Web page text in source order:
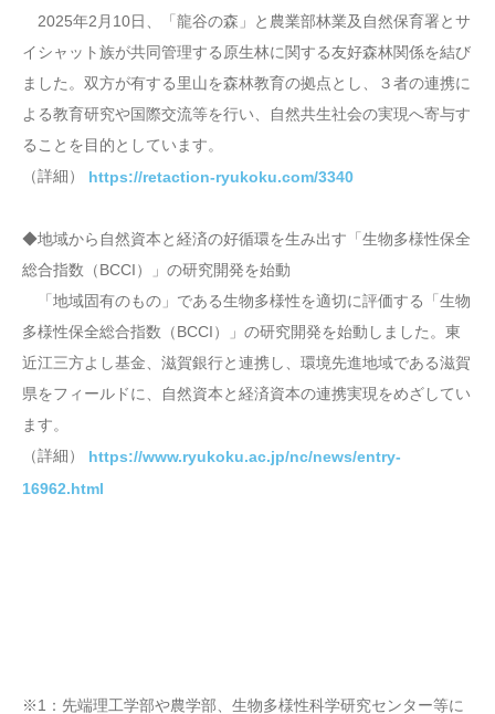
2025年2月10日、「龍谷の森」と農業部林業及自然保育署とサ
イシャット族が共同管理する原生林に関する友好森林関係を結び
ました。双方が有する里山を森林教育の拠点とし、３者の連携に
よる教育研究や国際交流等を行い、自然共生社会の実現へ寄与す
ることを目的としています。
（詳細） https://retaction-ryukoku.com/3340
◆地域から自然資本と経済の好循環を生み出す「生物多様性保全
総合指数（BCCI）」の研究開発を始動
「地域固有のもの」である生物多様性を適切に評価する「生物
多様性保全総合指数（BCCI）」の研究開発を始動しました。東
近江三方よし基金、滋賀銀行と連携し、環境先進地域である滋賀
県をフィールドに、自然資本と経済資本の連携実現をめざしてい
ます。
（詳細） https://www.ryukoku.ac.jp/nc/news/entry-
16962.html
※1：先端理工学部や農学部、生物多様性科学研究センター等に